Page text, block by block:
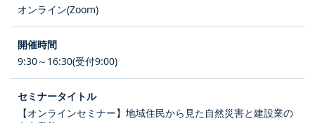
オンライン(Zoom)
9:30～16:30(受付9:00)
【オンラインセミナー】地域住民から見た自然災害と建設業の